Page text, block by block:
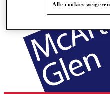
Alle cookies weigeren